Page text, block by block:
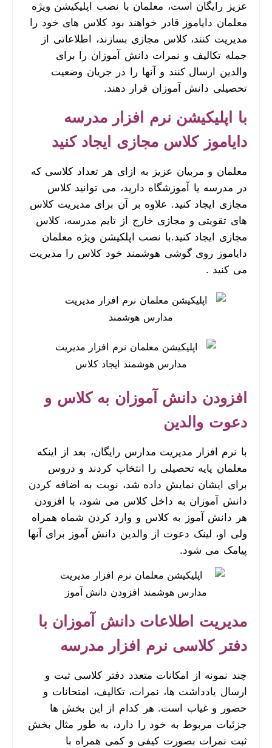
عزیز رایگان است، معلمان با نصب اپلیکیشن ویژه
معلمان دایاموز قادر خواهند بود کلاس های خود را
مدیریت کنند، کلاس مجازی بسازند، اطلاعاتی از
جمله تکالیف و نمرات دانش آموزان را برای
والدین ارسال کنند و آنها را در جریان وضعیت
تحصیلی دانش آموزان قرار دهند.
با اپلیکیشن نرم افزار مدرسه
دایاموز کلاس مجازی ایجاد کنید
معلمان و مربیان عزیز به ازای هر تعداد کلاسی که
در مدرسه یا آموزشگاه دارید، می توانید کلاس
مجازی ایجاد کنید. علاوه بر آن برای مدیریت کلاس
های تقویتی و مجازی خارج از تایم مدرسه، کلاس
مجازی ایجاد کنید.با نصب اپلکیشن ویژه معلمان
دایاموز روی گوشی هوشمند خود کلاس را مدیریت
می کنید .
افزودن دانش آموزان به کلاس و
دعوت والدین
با نرم افزار مدیریت مدارس رایگان، بعد از اینکه
معلمان پایه تحصیلی را انتخاب کردند و دروس
برای ایشان نمایش داده شد، نوبت به اضافه کردن
دانش آموزان به داخل کلاس می شود، با افزودن
هر دانش آموز به کلاس و وارد کردن شماه همراه
ولی او، لینک دعوت از والدین دانش آموز برای آنها
پیامک می شود.
مدیریت اطلاعات دانش آموزان با
دفتر کلاسی نرم افزار مدرسه
چند نمونه از امکانات متعدد دفتر کلاسی ثبت و
ارسال یادداشت ها، نمرات، تکالیف، امتحانات و
حضور و غیاب است. هر کدام از این بخش ها
جزئیات مربوط به خود را دارد، به طور مثال بخش
ثبت نمرات بصورت کیفی و کمی همراه با